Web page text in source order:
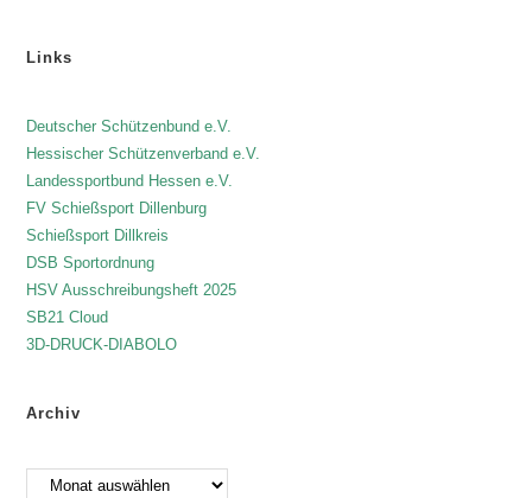
n
Links
Deutscher Schützenbund e.V.
Hessischer Schützenverband e.V.
Landessportbund Hessen e.V.
FV Schießsport Dillenburg
Schießsport Dillkreis
DSB Sportordnung
HSV Ausschreibungsheft 2025
SB21 Cloud
3D-DRUCK-DIABOLO
Archiv